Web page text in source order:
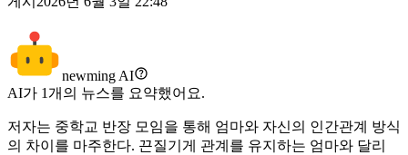
newming AI
AI가 1개의 뉴스를 요약했어요.
저자는 중학교 반장 모임을 통해 엄마와 자신의 인간관계 방식
의 차이를 마주한다. 끈질기게 관계를 유지하는 엄마와 달리